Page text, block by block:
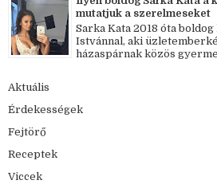
mutatjuk a szerelmeseket
Sarka Kata 2018 óta
Istvánnal, aki
házaspárnak közös
Aktuális
Érdekességek
Fejtörő
Receptek
Viccek